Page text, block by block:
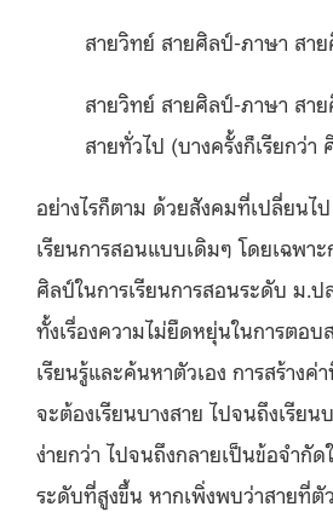
สายวิทย์ สายศิลป์-ภาษา สา
สายวิทย์ สายศิลป์-ภาษา สา
สายทั่วไป (บางครั้งก็เรียกว่า
อย่างไรก็ตาม ด้วยสังคมที่เปลี่ยนไ
เรียนการสอนแบบเดิมๆ โดยเฉพา
ศิลป์ในการเรียนการสอนระดับ ม.ป
ทั้งเรื่องความไม่ยืดหยุ่นในการตอบ
เรียนรู้และค้นหาตัวเอง การสร้างค่
จะต้องเรียนบางสาย ไปจนถึงเรียน
ง่ายกว่า ไปจนถึงกลายเป็นข้อจำกั
ระดับที่สูงขึ้น หากเพิ่งพบว่าสายที่ตั